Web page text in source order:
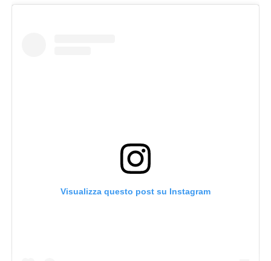
Visualizza questo post su Instagram